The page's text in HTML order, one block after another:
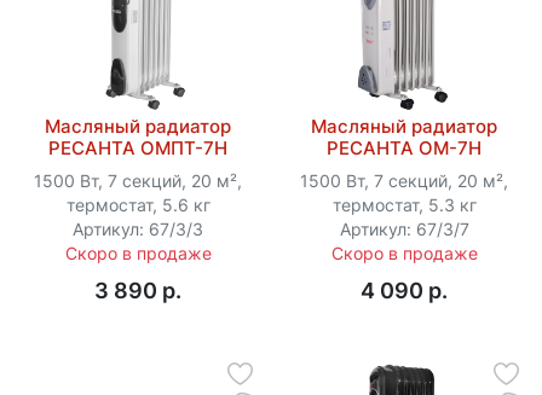
Масляный радиатор
РЕСАНТА ОМПТ-7Н
1500 Вт, 7 секций, 20 м²,
термостат, 5.6 кг
Артикул: 67/3/3
Скоро в продаже
3 890 p.
Масляный радиатор
РЕСАНТА ОМ-7Н
1500 Вт, 7 секций, 20 м²,
термостат, 5.3 кг
Артикул: 67/3/7
Скоро в продаже
4 090 p.